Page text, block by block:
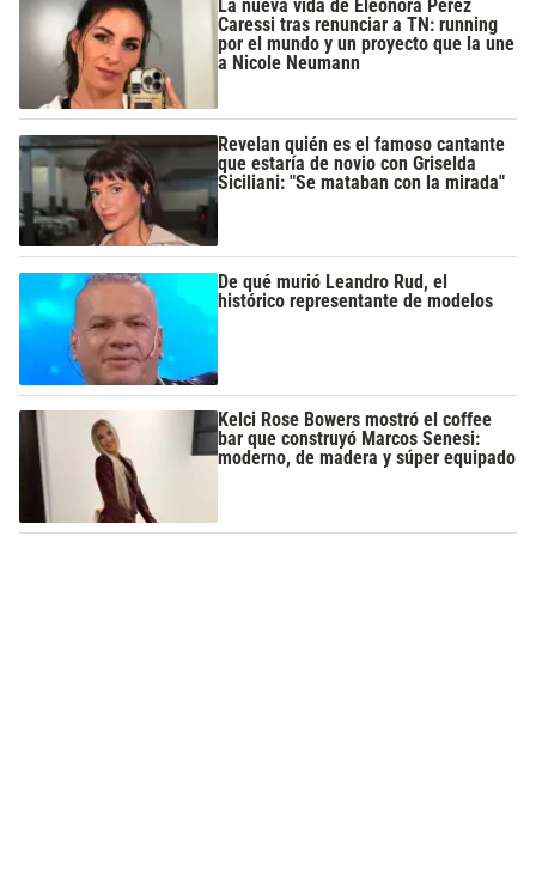
La nueva vida de Eleonora Pérez
Caressi tras renunciar a TN: running
por el mundo y un proyecto que la une
a Nicole Neumann
Revelan quién es el famoso cantante
que estaría de novio con Griselda
Siciliani: "Se mataban con la mirada"
De qué murió Leandro Rud, el
histórico representante de modelos
Kelci Rose Bowers mostró el coffee
bar que construyó Marcos Senesi:
moderno, de madera y súper equipado